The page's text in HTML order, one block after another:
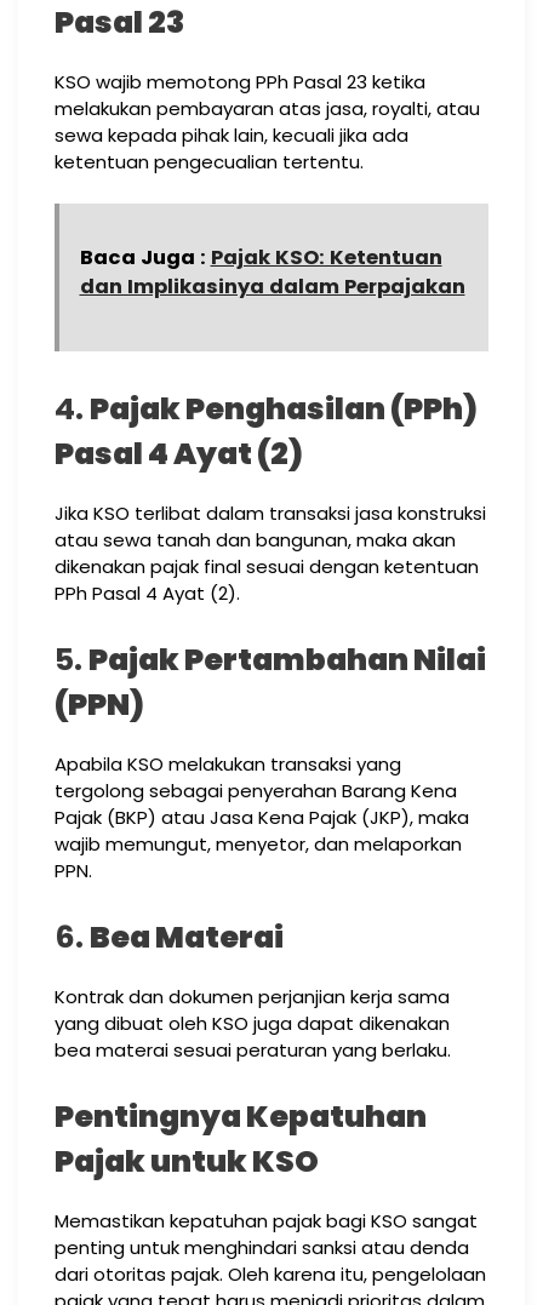
Pasal 23
KSO wajib memotong PPh Pasal 23 ketika
melakukan pembayaran atas jasa, royalti, atau
sewa kepada pihak lain, kecuali jika ada
ketentuan pengecualian tertentu.
Baca Juga : Pajak KSO: Ketentuan
dan Implikasinya dalam Perpajakan
4. Pajak Penghasilan (PPh)
Pasal 4 Ayat (2)
Jika KSO terlibat dalam transaksi jasa konstruksi
atau sewa tanah dan bangunan, maka akan
dikenakan pajak final sesuai dengan ketentuan
PPh Pasal 4 Ayat (2).
5. Pajak Pertambahan Nilai
(PPN)
Apabila KSO melakukan transaksi yang
tergolong sebagai penyerahan Barang Kena
Pajak (BKP) atau Jasa Kena Pajak (JKP), maka
wajib memungut, menyetor, dan melaporkan
PPN.
6. Bea Materai
Kontrak dan dokumen perjanjian kerja sama
yang dibuat oleh KSO juga dapat dikenakan
bea materai sesuai peraturan yang berlaku.
Pentingnya Kepatuhan
Pajak untuk KSO
Memastikan kepatuhan pajak bagi KSO sangat
penting untuk menghindari sanksi atau denda
dari otoritas pajak. Oleh karena itu, pengelolaan